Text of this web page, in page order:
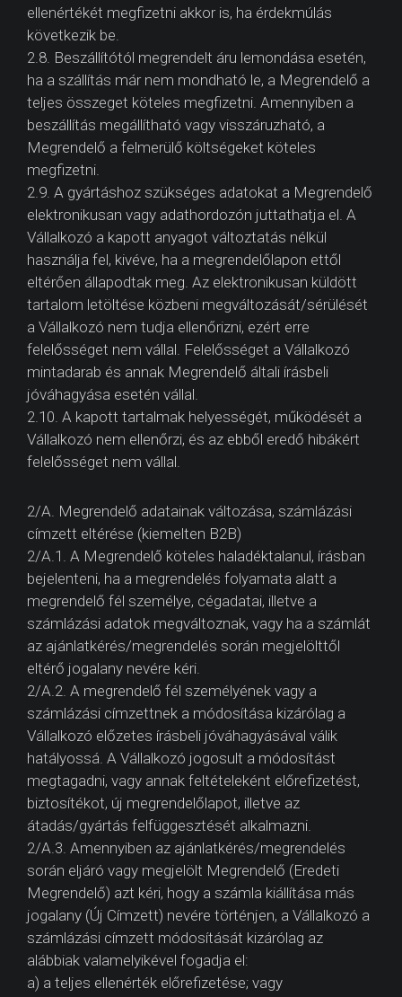
ellenértékét megfizetni akkor is, ha érdekmúlás
következik be.
2.8. Beszállítótól megrendelt áru lemondása esetén,
ha a szállítás már nem mondható le, a Megrendelő a
teljes összeget köteles megfizetni. Amennyiben a
beszállítás megállítható vagy visszáruzható, a
Megrendelő a felmerülő költségeket köteles
megfizetni.
2.9. A gyártáshoz szükséges adatokat a Megrendelő
elektronikusan vagy adathordozón juttathatja el. A
Vállalkozó a kapott anyagot változtatás nélkül
használja fel, kivéve, ha a megrendelőlapon ettől
eltérően állapodtak meg. Az elektronikusan küldött
tartalom letöltése közbeni megváltozását/sérülését
a Vállalkozó nem tudja ellenőrizni, ezért erre
felelősséget nem vállal. Felelősséget a Vállalkozó
mintadarab és annak Megrendelő általi írásbeli
jóváhagyása esetén vállal.
2.10. A kapott tartalmak helyességét, működését a
Vállalkozó nem ellenőrzi, és az ebből eredő hibákért
felelősséget nem vállal.
2/A. Megrendelő adatainak változása, számlázási
címzett eltérése (kiemelten B2B)
2/A.1. A Megrendelő köteles haladéktalanul, írásban
bejelenteni, ha a megrendelés folyamata alatt a
megrendelő fél személye, cégadatai, illetve a
számlázási adatok megváltoznak, vagy ha a számlát
az ajánlatkérés/megrendelés során megjelölttől
eltérő jogalany nevére kéri.
2/A.2. A megrendelő fél személyének vagy a
számlázási címzettnek a módosítása kizárólag a
Vállalkozó előzetes írásbeli jóváhagyásával válik
hatályossá. A Vállalkozó jogosult a módosítást
megtagadni, vagy annak feltételeként előrefizetést,
biztosítékot, új megrendelőlapot, illetve az
átadás/gyártás felfüggesztését alkalmazni.
2/A.3. Amennyiben az ajánlatkérés/megrendelés
során eljáró vagy megjelölt Megrendelő (Eredeti
Megrendelő) azt kéri, hogy a számla kiállítása más
jogalany (Új Címzett) nevére történjen, a Vállalkozó a
számlázási címzett módosítását kizárólag az
alábbiak valamelyikével fogadja el:
a) a teljes ellenérték előrefizetése; vagy